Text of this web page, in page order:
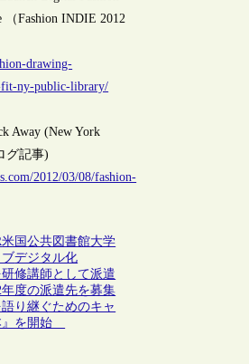
（Fashion INDIE 2012
drawing-
ny-public-library/
Away (New York
グ記事)
2012/03/08/fashion-
米国公共図書館大学
デジタル化
修講師として派遣
度の派遣先を募集
り継ぐためのキャ
』を開始